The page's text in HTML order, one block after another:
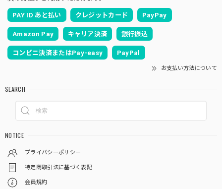
PAY ID あと払い クレジットカード PayPay
Amazon Pay キャリア決済 銀行振込
コンビニ決済またはPay-easy PayPal
お支払い方法について
SEARCH
NOTICE
プライバシーポリシー
特定商取引法に基づく表記
会員規約